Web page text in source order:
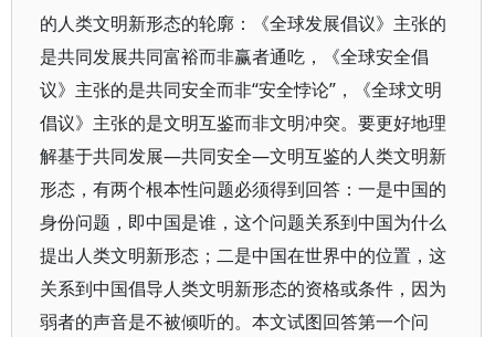
的人类文明新形态的轮廓：《全球发展倡议》主张的
是共同发展共同富裕而非赢者通吃，《全球安全倡
议》主张的是共同安全而非“安全悖论”，《全球文明
倡议》主张的是文明互鉴而非文明冲突。要更好地理
解基于共同发展—共同安全—文明互鉴的人类文明新
形态，有两个根本性问题必须得到回答：一是中国的
身份问题，即中国是谁，这个问题关系到中国为什么
提出人类文明新形态；二是中国在世界中的位置，这
关系到中国倡导人类文明新形态的资格或条件，因为
弱者的声音是不被倾听的。本文试图回答第一个问